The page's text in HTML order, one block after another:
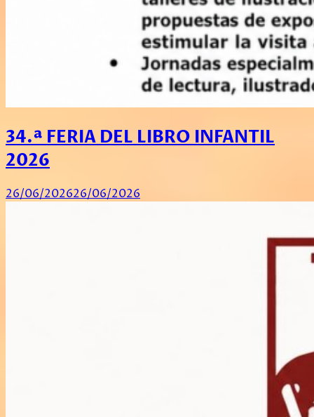
34.ª FERIA DEL LIBRO INFANTIL
2026
26/06/202626/06/2026